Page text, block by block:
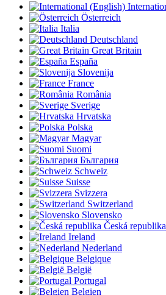
Österreich
Italia
Deutschland
Great Britain
España
Slovenija
France
România
Sverige
Hrvatska
Polska
Magyar
Suomi
България
Schweiz
Suisse
Svizzera
Switzerland
Slovensko
Česká republika
Ireland
Nederland
Belgique
België
Portugal
Belgien